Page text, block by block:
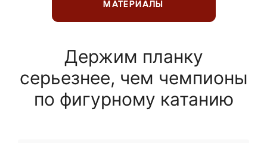
МАТЕРИАЛЫ
Держим планку
серьезнее, чем чемпионы
по фигурному катанию